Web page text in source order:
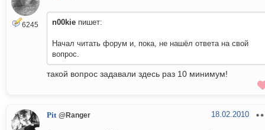
6245 n00kie пишет:
Начал читать форум и, пока, не нашёл ответа на свой
вопрос.
такой вопрос задавали здесь раз 10 минимум!
Pit @Ranger 18.02.2010